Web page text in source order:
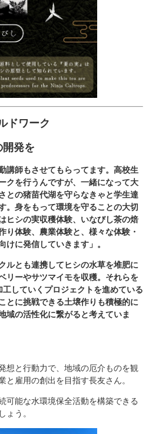
ドワーク
開発を
講師もさせてもらってます。高校生
クを行うんですが、一緒になって大
との猪苗代湖を守らなきゃと学生達
。身をもって環境を守ることの大切
ヒシの実収穫体験、いなびし茶の焙
り体験、農業体験と、様々な体験・
けに発信していきます」。
ルとも連携してヒシの水草を堆肥に
リーやサツマイモを収穫。それらを
していく プロジェクトを進めている
とに挑戦できる土壌作りも積極的に
域の活性化に繋がると考えていま
想と行動力で、地域の厄介ものを観
と雇用の創出を目指す長友さん。
可能な水環境保全活動を構築できる
ょう。